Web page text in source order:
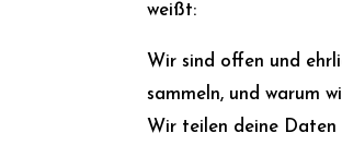
weißt:
Wir sind offen und
sammeln, und warum
Wir teilen deine Daten